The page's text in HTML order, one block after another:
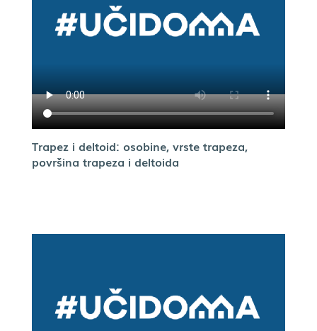
Trapez i deltoid: osobine, vrste trapeza,
površina trapeza i deltoida